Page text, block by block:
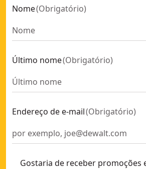
Nome(Obrigatório)
Último nome(Obrigatório)
Endereço de e-mail(Obrigatório)
Gostaria de receber promoções